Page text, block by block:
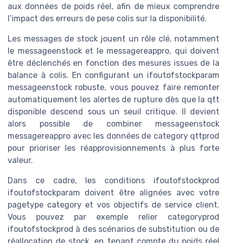
aux données de poids réel, afin de mieux comprendre
l’impact des erreurs de pese colis sur la disponibilité.
Les messages de stock jouent un rôle clé, notamment
le messageenstock et le messagereappro, qui doivent
être déclenchés en fonction des mesures issues de la
balance à colis. En configurant un ifoutofstockparam
messageenstock robuste, vous pouvez faire remonter
automatiquement les alertes de rupture dès que la qtt
disponible descend sous un seuil critique. Il devient
alors possible de combiner messageenstock
messagereappro avec les données de category qttprod
pour prioriser les réapprovisionnements à plus forte
valeur.
Dans ce cadre, les conditions ifoutofstockprod
ifoutofstockparam doivent être alignées avec votre
pagetype category et vos objectifs de service client.
Vous pouvez par exemple relier categoryprod
ifoutofstockprod à des scénarios de substitution ou de